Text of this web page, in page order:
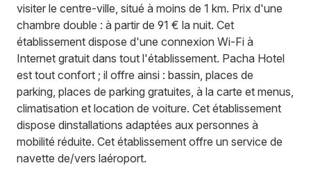
visiter le centre-ville, situé à moins de 1 km. Prix d'une
chambre double : à partir de 91 € la nuit. Cet
établissement dispose d'une connexion Wi-Fi à
Internet gratuit dans tout l'établissement. Pacha Hotel
est tout confort ; il offre ainsi : bassin, places de
parking, places de parking gratuites, à la carte et menus,
climatisation et location de voiture. Cet établissement
dispose dinstallations adaptées aux personnes à
mobilité réduite. Cet établissement offre un service de
navette de/vers laéroport.